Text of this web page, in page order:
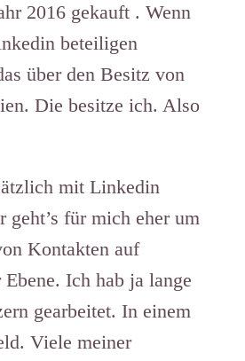
2016 gekauft . Wenn
beteiligen
über den Besitz von
Die besitze ich. Also
mit Linkedin
geht’s für mich eher um
Kontakten auf
Ich hab ja lange
gearbeitet. In einem
Viele meiner